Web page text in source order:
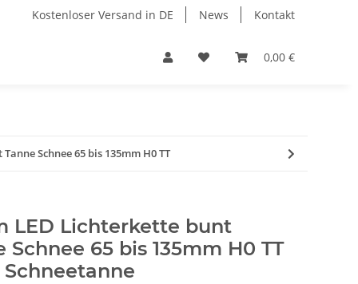
Kostenloser Versand in DE News Kontakt
0,00 €
Schnee 65 bis 135mm H0 TT
LED Lichterkette bunt
65 bis 135mm H0 TT
Schneetanne